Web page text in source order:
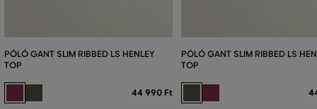
PÓLÓ GANT SLIM RIBBED LS HENLEY
TOP
44 990 Ft
PÓLÓ GANT SLIM RIBBED LS
TOP